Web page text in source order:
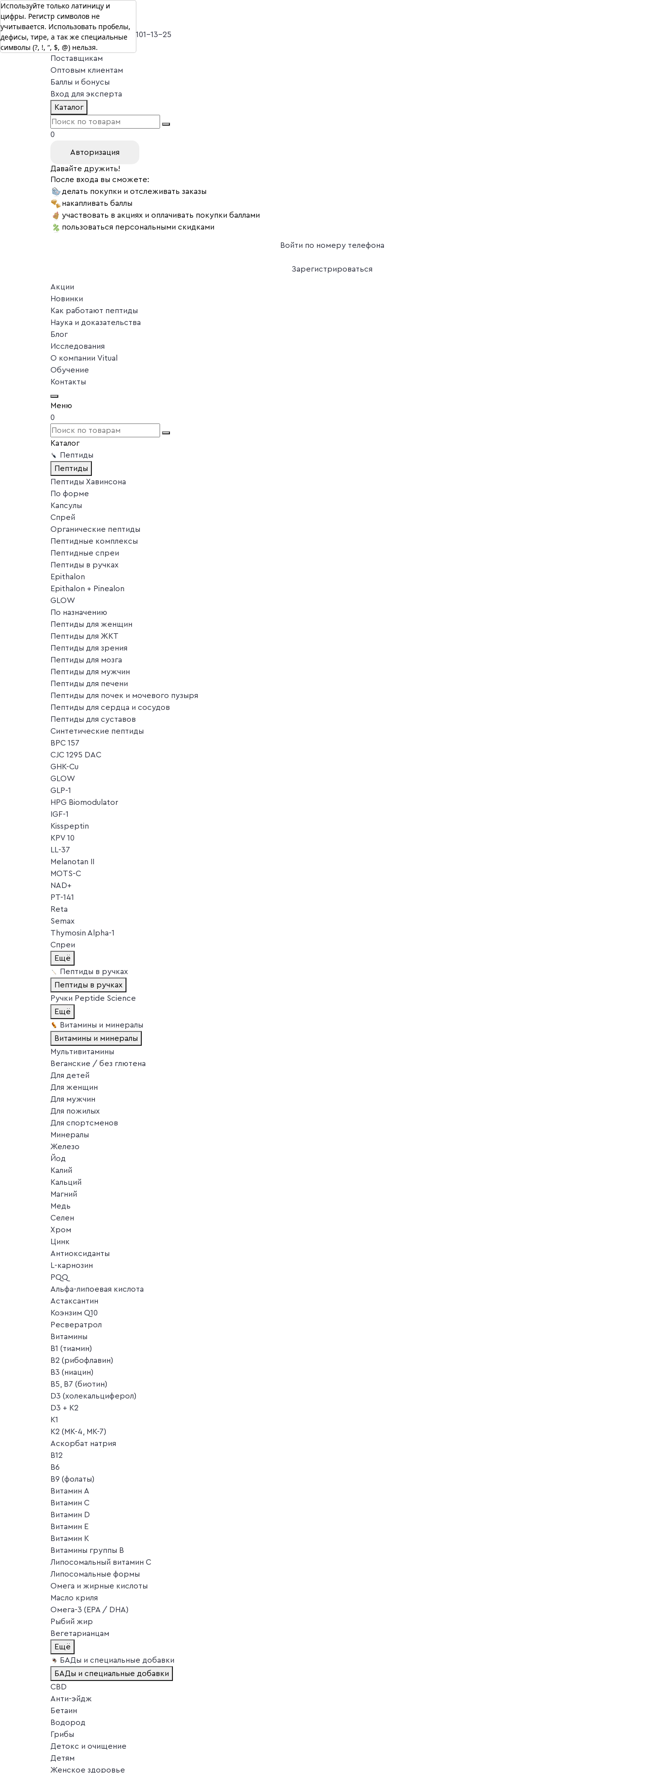
г. Москва
Vitual Peptide+7 (800) 101-13-25
Специалистам
Поставщикам
Оптовым клиентам
Баллы и бонусы
Вход для эксперта
Каталог
0
Авторизация
Давайте дружить!
После входа вы сможете:
делать покупки и отслеживать заказы
накапливать баллы
участвовать в акциях и оплачивать покупки баллами
пользоваться персональными скидками
Войти по номеру телефона
Зарегистрироваться
Акции
Новинки
Как работают пептиды
Наука и доказательства
Блог
Исследования
О компании Vitual
Обучение
Контакты
Меню
0
Каталог
Пептиды
Пептиды
Пептиды Хавинсона
По форме
Капсулы
Спрей
Органические пептиды
Пептидные комплексы
Пептидные спреи
Пептиды в ручках
Epithalon
Epithalon + Pinealon
GLOW
По назначению
Пептиды для женщин
Пептиды для ЖКТ
Пептиды для зрения
Пептиды для мозга
Пептиды для мужчин
Пептиды для печени
Пептиды для почек и мочевого пузыря
Пептиды для сердца и сосудов
Пептиды для суставов
Синтетические пептиды
BPC 157
CJC 1295 DAC
GHK-Cu
GLOW
GLP-1
HPG Biomodulator
IGF-1
Kisspeptin
KPV 10
LL-37
Melanotan II
MOTS-C
NAD+
PT-141
Reta
Semax
Thymosin Alpha-1
Спреи
Ещё
Пептиды в ручках
Пептиды в ручках
Ручки Peptide Science
Ещё
Витамины и минералы
Витамины и минералы
Мультивитамины
Веганские / без глютена
Для детей
Для женщин
Для мужчин
Для пожилых
Для спортсменов
Минералы
Железо
Йод
Калий
Кальций
Магний
Медь
Селен
Хром
Цинк
Антиоксиданты
L-карнозин
PQQ
Альфа-липоевая кислота
Астаксантин
Коэнзим Q10
Ресвератрол
Витамины
B1 (тиамин)
B2 (рибофлавин)
B3 (ниацин)
B5, B7 (биотин)
D3 (холекальциферол)
D3 + K2
K1
K2 (MK-4, MK-7)
Аскорбат натрия
В12
В6
В9 (фолаты)
Витамин A
Витамин C
Витамин D
Витамин E
Витамин K
Витамины группы B
Липосомальный витамин C
Липосомальные формы
Омега и жирные кислоты
Масло криля
Омега-3 (EPA / DHA)
Рыбий жир
Вегетарианцам
Ещё
БАДы и специальные добавки
БАДы и специальные добавки
CBD
Анти-эйдж
Бетаин
Водород
Грибы
Детокс и очищение
Детям
Женское здоровье
Используйте только латиницу и
цифры. Регистр символов не
учитывается. Использовать пробелы,
дефисы, тире, а так же специальные
символы (?, !, “, $, @) нельзя.